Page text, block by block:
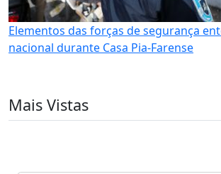
Elementos das forças de segurança
nacional durante Casa Pia-Farense
Mais Vistas